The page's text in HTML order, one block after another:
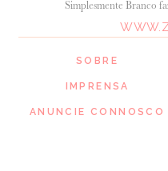
SOBRE
IMPRENSA
ANUNCIE CONNOSCO
Simplesmente Branco